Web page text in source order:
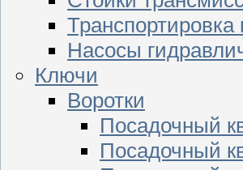
Транспортировка
Насосы
Ключи
Воротки
Посадочный
Посадочный